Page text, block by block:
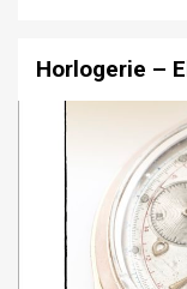
Horlogerie –